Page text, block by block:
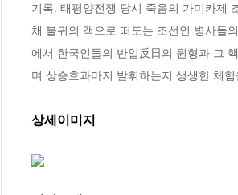
기록. 태평양전쟁 당시 죽음의 가미카제
채 불귀의 객으로 떠도는 조선인 병사들
에서 한국인들의 반일反日의 원형과 그
며 상승효과마저 발휘하는지 생생한 체
상세이미지